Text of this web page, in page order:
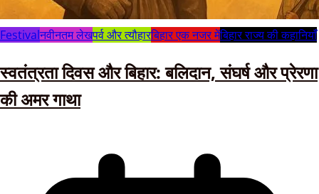
Festivalनवीनतम लेखपर्व और त्यौहारबिहार एक नजर मेंबिहार राज्य की कहानियाँ
स्वतंत्रता दिवस और बिहार: बलिदान, संघर्ष और प्रेरणा
की अमर गाथा